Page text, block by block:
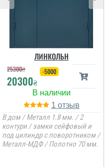
ЛИНКОЛЬН
25300₴
20300₴
-5000
1
В дом / Металл 1.8 мм. / 2
контури / замки сейфовый и
под цилиндр с поворотником /
Металл-МДФ / Полотно 70 мм.